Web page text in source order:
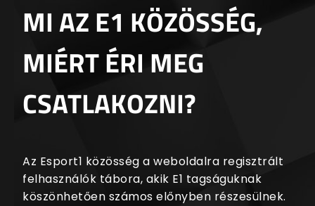
MI AZ E1 KÖZÖSSÉG,
MIÉRT ÉRI MEG
CSATLAKOZNI?
Az Esport1 közösség a weboldalra regisztrált
felhasználók tábora, akik E1 tagságuknak
köszönhetően számos előnyben részesülnek.